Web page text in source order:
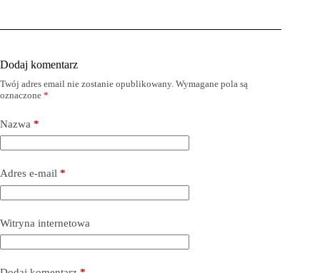
Dodaj komentarz
Twój adres email nie zostanie opublikowany. Wymagane pola są
oznaczone *
Nazwa *
Adres e-mail *
Witryna internetowa